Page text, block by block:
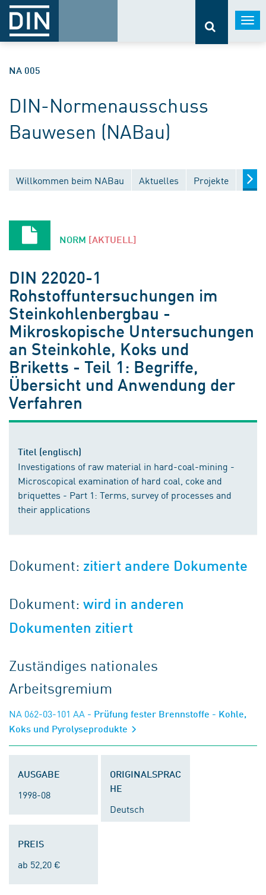
NA 005
DIN-Normenausschuss
Bauwesen (NABau)
Willkommen beim NABau Aktuelles Projekte
NORM [AKTUELL]
DIN 22020-1
Rohstoffuntersuchungen im
Steinkohlenbergbau -
Mikroskopische Untersuchungen
an Steinkohle, Koks und
Briketts - Teil 1: Begriffe,
Übersicht und Anwendung der
Verfahren
Titel (englisch)
Investigations of raw material in hard-coal-mining -
Microscopical examination of hard coal, coke and
briquettes - Part 1: Terms, survey of processes and
their applications
Dokument: zitiert andere Dokumente
Dokument:wird in anderen
Dokumenten zitiert
Zuständiges nationales
Arbeitsgremium
NA 062-03-101 AA - Prüfung fester Brennstoffe - Kohle,
Koks und Pyrolyseprodukte
AUSGABE
1998-08
ORIGINALSPRAC
HE
Deutsch
PREIS
ab 52,20 €